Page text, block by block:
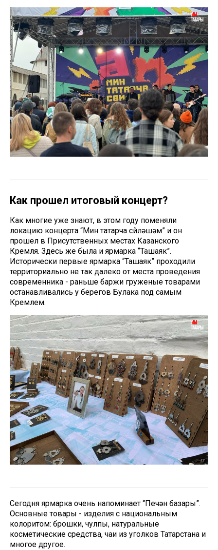
Как прошел итоговый концерт?
Как многие уже знают, в этом году поменяли
локацию концерта “Мин татарча сөйләшәм” и он
прошел в Присутственных местах Казанского
Кремля. Здесь же была и ярмарка “Ташаяк”.
Исторически первые ярмарка “Ташаяк” проходили
территориально не так далеко от места проведения
современника - раньше баржи груженые товарами
останавливались у берегов Булака под самым
Кремлем.
Сегодня ярмарка очень напоминает “Печән базары”.
Основные товары - изделия с национальным
колоритом: брошки, чулпы, натуральные
косметические средства, чаи из уголков Татарстана и
многое другое.